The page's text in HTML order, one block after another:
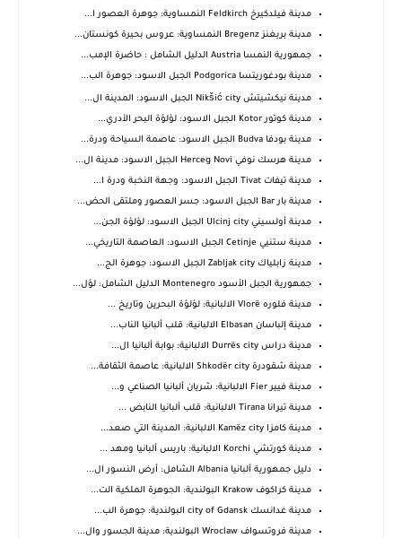
مدينة فيلدكيرخ Feldkirch النمساوية: جوهرة العصور ا...
مدينة بريغنز Bregenz النمساوية: عروس بحيرة كونستان...
جمهورية النمسا Austria الدليل الشامل : حاضرة الإمب...
مدينة بودغوريتسا Podgorica الجبل الاسود: جوهرة الب...
مدينة نيكشيتش Nikšić city الجبل الاسود: المدينة ال...
مدينة كوتور Kotor الجبل الاسود: لؤلؤة البحر الأدري...
مدينة بودفا Budva الجبل الاسود: عاصمة السياحة ودرة...
مدينة هرسك نوفي Herceg Novi الجبل الاسود: مدينة ال...
مدينة تيفات Tivat الجبل الاسود: وجهة النخبة ودرة ا...
مدينة بار Bar الجبل الاسود: جسر العصور وملتقى الحض...
مدينة أولسيني Ulcinj city الجبل الاسود: لؤلؤة الجن...
مدينة ستنيي Cetinje الجبل الاسود: العاصمة التاريخي...
مدينة زابلياك Zabljak city الجبل الاسود: جوهرة الج...
جمهورية الجبل الأسود Montenegro الدليل الشامل: لؤل...
مدينة فلوره Vlorë الالبانية: لؤلؤة البحرين وتاريخ ...
مدينة إلباسان Elbasan الالبانية: قلب ألبانيا الناب...
مدينة دراس Durrës city الالبانية: بوابة ألبانيا ال...
مدينة شقودرة Shkodër city الالبانية: عاصمة الثقافة...
مدينة فيير Fier الالبانية: شريان ألبانيا الصناعي و...
مدينة تيرانا Tirana الالبانية: قلب ألبانيا النابض ...
مدينة كامزا Kamëz city الالبانية: المدينة التي صعد...
مدينة كورتشي Korchi الالبانية: باريس ألبانيا ومهد ...
دليل جمهورية ألبانيا Albania الشامل: أرض النسور ال...
مدينة كراكوف Krakow البولندية: الجوهرة الملكية الت...
مدينة غدانسك city ​​of Gdansk البولندية: جوهرة الب...
مدينة فروتسواف Wroclaw البولندية: مدينة الجسور وال...